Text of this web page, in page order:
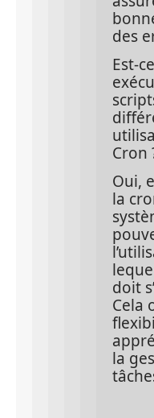
des
Est-
Cron
Oui,
la
doit
Cela
la